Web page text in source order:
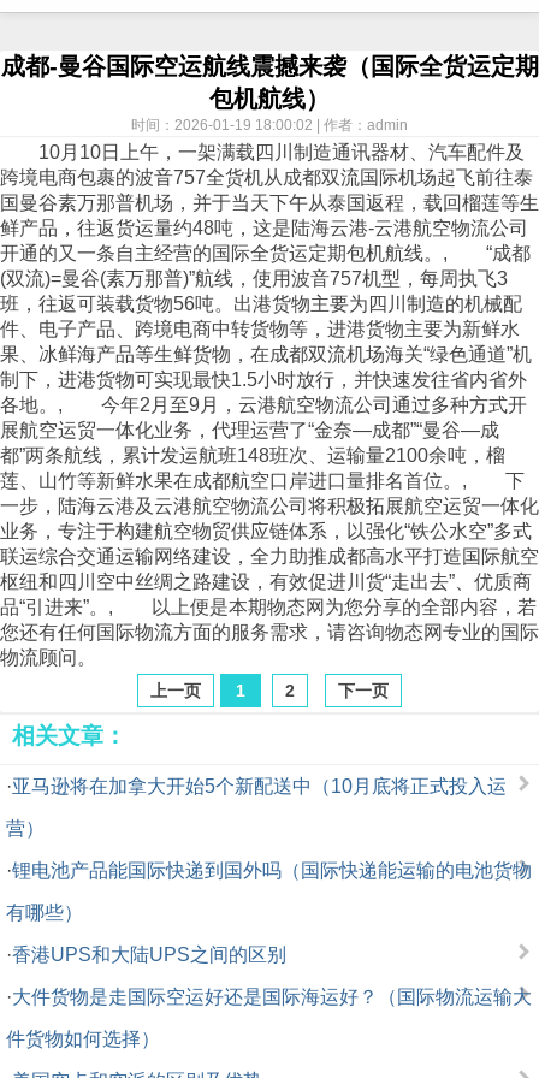
成都-曼谷国际空运航线震撼来袭（国际全货运定期
包机航线）
时间：2026-01-19 18:00:02 | 作者：admin
10月10日上午，一架满载四川制造通讯器材、汽车配件及
跨境电商包裹的波音757全货机从成都双流国际机场起飞前往泰
国曼谷素万那普机场，并于当天下午从泰国返程，载回榴莲等生
鲜产品，往返货运量约48吨，这是陆海云港-云港航空物流公司
开通的又一条自主经营的国际全货运定期包机航线。, “成都
(双流)=曼谷(素万那普)”航线，使用波音757机型，每周执飞3
班，往返可装载货物56吨。出港货物主要为四川制造的机械配
件、电子产品、跨境电商中转货物等，进港货物主要为新鲜水
果、冰鲜海产品等生鲜货物，在成都双流机场海关“绿色通道”机
制下，进港货物可实现最快1.5小时放行，并快速发往省内省外
各地。, 今年2月至9月，云港航空物流公司通过多种方式开
展航空运贸一体化业务，代理运营了“金奈—成都”“曼谷—成
都”两条航线，累计发运航班148班次、运输量2100余吨，榴
莲、山竹等新鲜水果在成都航空口岸进口量排名首位。, 下
一步，陆海云港及云港航空物流公司将积极拓展航空运贸一体化
业务，专注于构建航空物贸供应链体系，以强化“铁公水空”多式
联运综合交通运输网络建设，全力助推成都高水平打造国际航空
枢纽和四川空中丝绸之路建设，有效促进川货“走出去”、优质商
品“引进来”。, 以上便是本期物态网 为您分享的全部内容，若
您还有任何国际物流方面的服务需求，请咨询物态网专业的国际
物流顾问。
上一页 1 2 下一页
相关文章：
·亚马逊将在加拿大开始5个新配送中（10月底将正式投入运
营）
·锂电池产品能国际快递到国外吗（国际快递能运输的电池货物
有哪些）
·香港UPS和大陆UPS之间的区别
·大件货物是走国际空运好还是国际海运好？（国际物流运输大
件货物如何选择）